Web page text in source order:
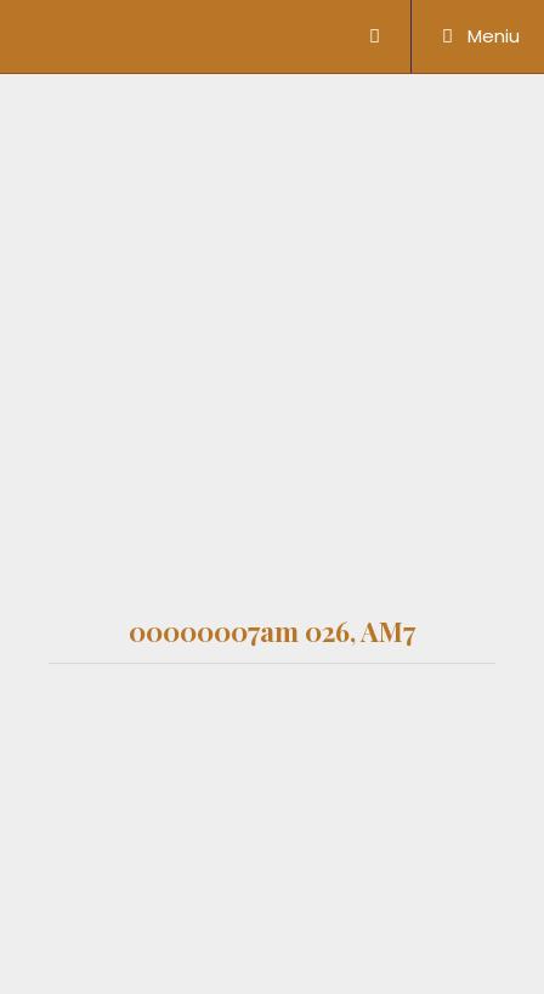
Meniu
00000007am 026, AM7